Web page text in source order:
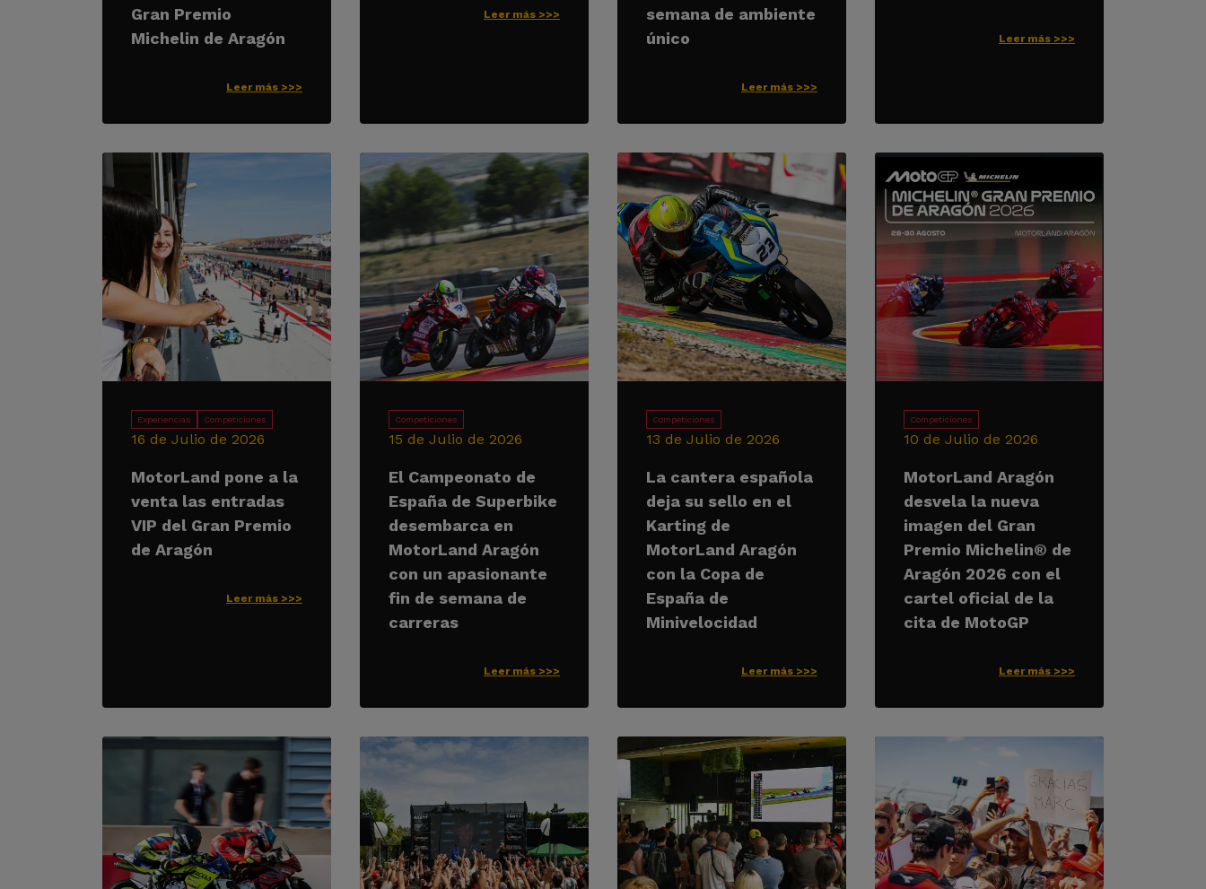
Gran Premio
Michelin de Aragón
Leer más >>>
Leer más >>>
semana de ambiente
único
Leer más >>>
Leer más >>>
Experiencias Competiciones
16 de Julio de 2026
MotorLand pone a la
venta las entradas
VIP del Gran Premio
de Aragón
Leer más >>>
Competiciones
15 de Julio de 2026
El Campeonato de
España de Superbike
desembarca en
MotorLand Aragón
con un apasionante
fin de semana de
carreras
Leer más >>>
Competiciones
13 de Julio de 2026
La cantera española
deja su sello en el
Karting de
MotorLand Aragón
con la Copa de
España de
Minivelocidad
Leer más >>>
Competiciones
10 de Julio de 2026
MotorLand Aragón
desvela la nueva
imagen del Gran
Premio Michelin® de
Aragón 2026 con el
cartel oficial de la
cita de MotoGP
Leer más >>>